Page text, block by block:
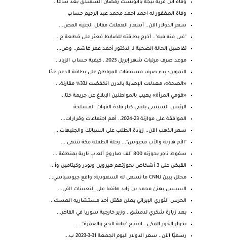
وفاة ابن قرية تيجة باابوتشت رمضان الشمندي بعد ساعا...
وفاة المغفور له احمد احمد محمد عبد الرحيم حساب
سعر الدولار الآن.. أسعار العملات مقابل الجنيه المص...
"غبى منه فيه".. أخرج بطاقته للضابط فعثر على قطعة ح...
تفاصيل الحالة الصحية لـ الدكتور أحمد عمر هاشم.. وص...
موعد صرف مرتبات شهر إبريل 2023.. كيفية حساب الزياد...
التموين: بدء صرف مستحقات المواطن على بطاقة الدعم غدًا
«الصحة»: معدلات الإصابة بالدرن انخفضت لـ33% مقارنة...
«قومي المرأة» يهيب بالمواطنين الإبلاغ عن جريمة ختا...
الرئيس السيسي يلتقي كبار قادة القوات المسلحة
الموافقة على موازنة 23-2024.. أهم اجتماعات وقرارات...
سعر الذهب الآن.. زيادة الطلب على السبائك والجنيهات...
"الأم هاربة والأب محبوس"... رحلة الطفلة مكة تنتهى ...
سقوط تاجر بحوزته 800 ألف صاروخ ألعاب نارية بمنطقة ...
القبض على 3 أشخاص بحوزتهم هيروين وبودر وكيتامين وأ...
محلل يبين لـCNN ما تسعى له السعودية: واقع جيوسياسي...
السيسي يهنئ محمد بن زايد هاتفيا على التعيينات القي...
الحرس الثوري الإيراني يعلن مقتل أحد مستشاريه العسك...
بعد زيارة شكري لدمشق.. وزير خارجية سوريا في القاهر...
بجوار الحرم المكي ..افتتاح "نيابة الحج والعمرة".. ...
رسميًا الآن.. سعر الدولار اليوم الجمعة 31-3-2023 ب...